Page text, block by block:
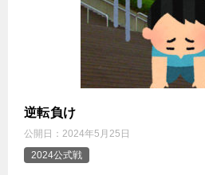
逆転負け
公開日： 2024年5月25日
2024公式戦